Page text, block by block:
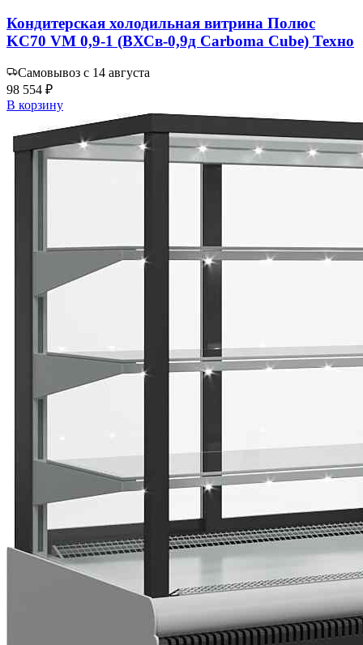
Кондитерская холодильная витрина Полюс
KC70 VM 0,9-1 (ВХСв-0,9д Carboma Сube) Техно
Самовывоз с 14 августа
98 554 ₽
В корзину